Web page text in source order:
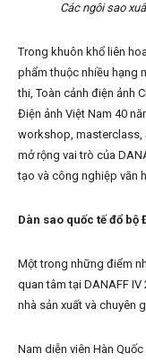
Các ngôi sao
Trong khuôn khổ liên
phẩm thuộc nhiều hạng
thi, Toàn cảnh điện ảnh
Điện ảnh Việt Nam 40
workshop, masterclass,
mở rộng vai trò của
tạo và công nghiệp văn
Dàn sao quốc tế đổ bộ
Một trong những điểm
quan tâm tại DANAFF
nhà sản xuất và chuyên
Nam diễn viên Hàn Quốc